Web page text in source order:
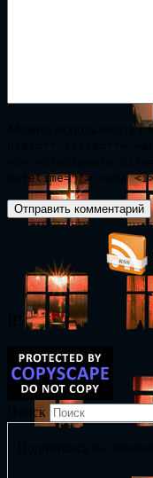
Можно использовать
datetime=""> <em>
Поиск